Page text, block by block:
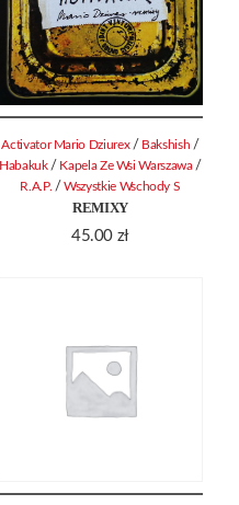
REMIXY
45.00 zł
Activator Mario Dziurex / Bakshish /
Habakuk / Kapela Ze Wsi Warszawa /
R.A.P. /Wszystkie Wschody S